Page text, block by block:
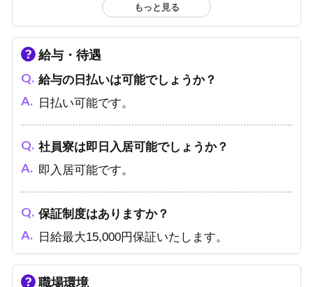
もちろんです。遠方の方もお気軽にお問い合わ
せください。
もっと見る
給与・待遇
給与の日払いは可能でしょうか？
日払い可能です。
社員寮は即日入居可能でしょうか？
即入居可能です。
保証制度はありますか？
日給最大15,000円保証いたします。
職場環境